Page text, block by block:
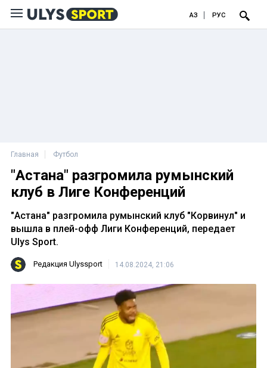
ҚАЗ РУС
Главная Футбол
"Астана" разгромила румынский
клуб в Лиге Конференций
"Астана" разгромила румынский клуб "Корвинул" и
вышла в плей-офф Лиги Конференций, передает
Ulys Sport.
Редакция Ulyssport 14.08.2024, 21:06